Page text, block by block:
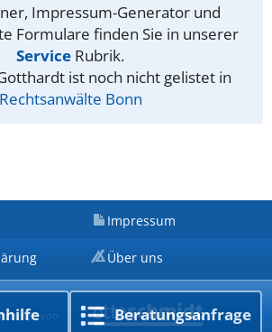
Impressum-Generator und
Formulare finden Sie in unserer
Service Rubrik.
ist noch nicht gelistet in
Rechtsanwälte Bonn
Beratungs­anfrage
Impressum
Über uns
von